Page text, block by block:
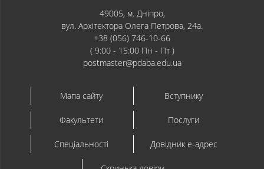
49005, м. Дніпро,
вул. Архітектора Олега Петрова, 24а.
+38 (056) 746-10-66
( 9:00 - 15:00 Пн - Пт )
postmaster@pdaba.edu.ua
Мапа сайту Вступнику
Факультети Послуги
Спеціальності Довідник e-адрес